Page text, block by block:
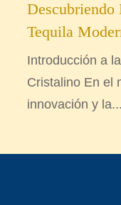
Tequila
Introducción a
Cristalino En el
innovación y la...